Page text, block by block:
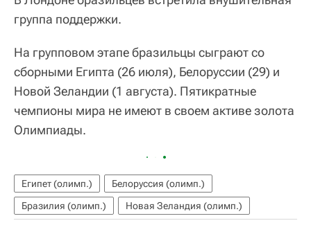
группа поддержки.
На групповом этапе бразильцы сыграют со
сборными Египта (26 июля), Белоруссии (29) и
Новой Зеландии (1 августа). Пятикратные
чемпионы мира не имеют в своем активе золота
Олимпиады.
Египет (олимп.)
Белоруссия (олимп.)
Бразилия (олимп.)
Новая Зеландия (олимп.)